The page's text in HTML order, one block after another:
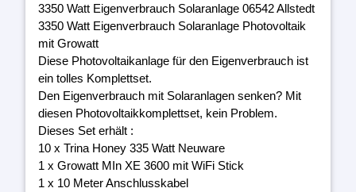
3350 Watt Eigenverbrauch Solaranlage 06542 Allstedt
3350 Watt Eigenverbrauch Solaranlage Photovoltaik
mit Growatt
Diese Photovoltaikanlage für den Eigenverbrauch ist
ein tolles Komplettset.
Den Eigenverbrauch mit Solaranlagen senken? Mit
diesen Photovoltaikkomplettset, kein Problem.
Dieses Set erhält :
10 x Trina Honey 335 Watt Neuware
1 x Growatt MIn XE 3600 mit WiFi Stick
1 x 10 Meter Anschlusskabel